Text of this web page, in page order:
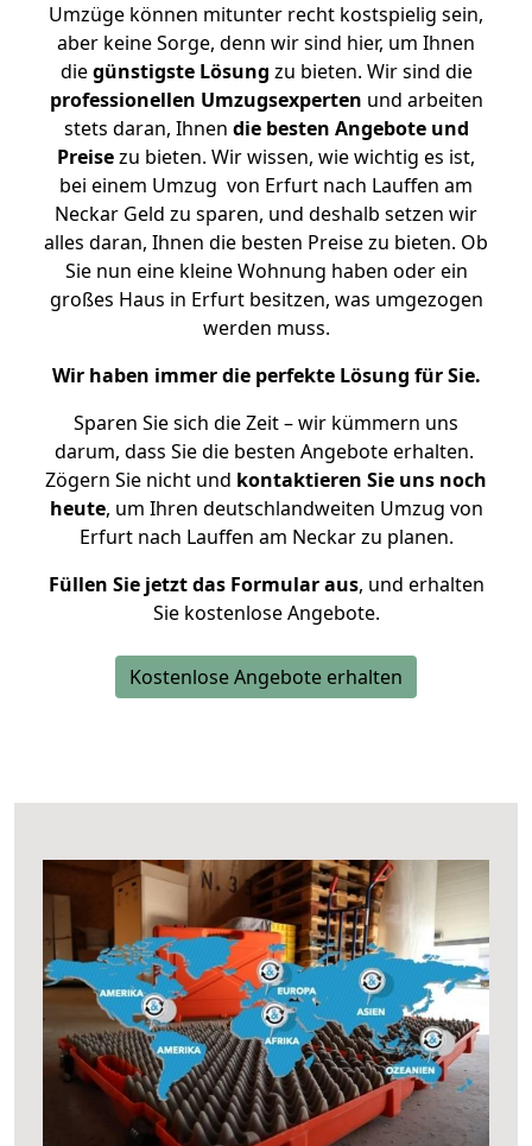
Umzüge können mitunter recht kostspielig sein,
aber keine Sorge, denn wir sind hier, um Ihnen
diegünstigste Lösung zu bieten. Wir sind die
professionellen Umzugsexperten und arbeiten
stets daran, Ihnen die besten Angebote und
Preisezu bieten. Wir wissen, wie wichtig es ist,
bei einem Umzug von Erfurt nach Lauffen am
Neckar Geld zu sparen, und deshalb setzen wir
alles daran, Ihnen die besten Preise zu bieten. Ob
Sie nun eine kleine Wohnung haben oder ein
großes Haus in Erfurt besitzen, was umgezogen
werden muss.
Wir haben immer die perfekte Lösung für Sie.
Sparen Sie sich die Zeit – wir kümmern uns
darum, dass Sie die besten Angebote erhalten.
Zögern Sie nicht und kontaktieren Sie uns noch
heute, um Ihren deutschlandweiten Umzug von
Erfurt nach Lauffen am Neckar zu planen.
Füllen Sie jetzt das Formular aus, und erhalten
Sie kostenlose Angebote.
Kostenlose Angebote erhalten